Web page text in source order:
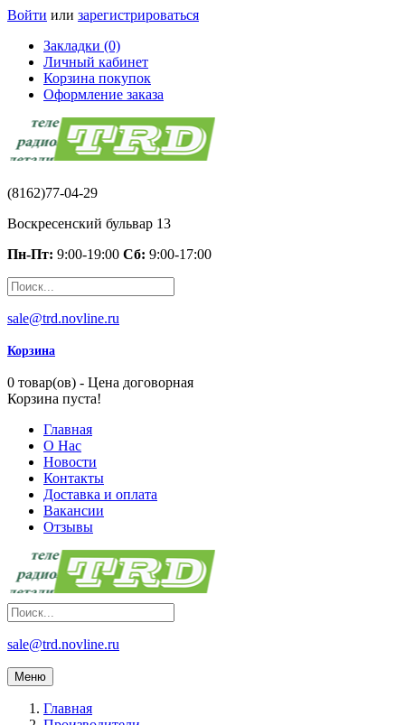
Войти или зарегистрироваться
Закладки (0)
Личный кабинет
Корзина покупок
Оформление заказа
(8162)77-04-29
Воскресенский бульвар 13
Пн-Пт: 9:00-19:00 Сб: 9:00-17:00
sale@trd.novline.ru
Корзина
0 товар(ов) - Цена договорная
Корзина пуста!
Главная
О Нас
Новости
Контакты
Доставка и оплата
Вакансии
Отзывы
sale@trd.novline.ru
Меню
Главная